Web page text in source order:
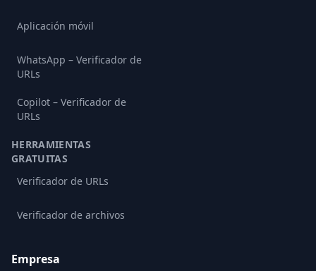
Aplicación móvil
WhatsApp – Verificador de
URLs
Copilot – Verificador de
URLs
HERRAMIENTAS
GRATUITAS
Verificador de URLs
Verificador de archivos
Empresa